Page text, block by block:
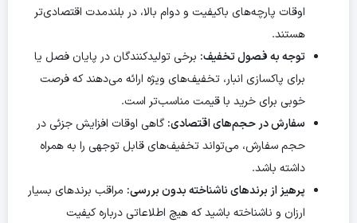
اوقات پارچه‌های باکیفیت و دوام بالا، در بلندمدت اقتصادی‌تر
هستند.
توجه به فصول تخفیف: برخی تولیدکنندگان در پایان فصل یا
برای پاکسازی انبار، تخفیف‌های ویژه ارائه می‌دهند که فرصت
خوبی برای خرید با قیمت مناسب‌تر است.
سفارش در حجم‌های اقتصادی: گاهی اوقات افزایش جزئی در
حجم سفارش، می‌تواند تخفیف‌های قابل توجهی را به همراه
داشته باشد.
پرهیز از برندهای ناشناخته بدون بررسی: مراقب برندهای بسیار
ارزان و ناشناخته باشید که هیچ اطلاعاتی درباره کیفیت